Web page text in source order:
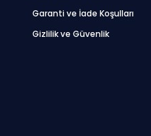
Garanti ve İade Koşulları
Gizlilik ve Güvenlik